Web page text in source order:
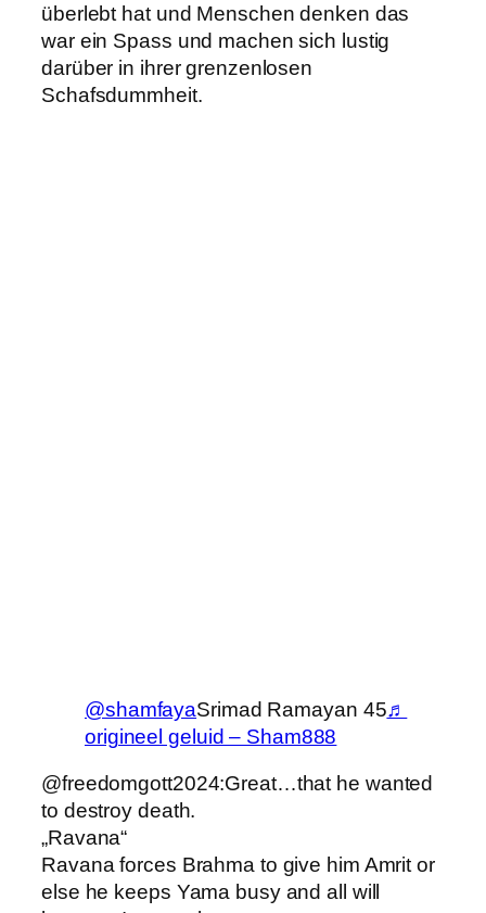
überlebt hat und Menschen denken das
war ein Spass und machen sich lustig
darüber in ihrer grenzenlosen
Schafsdummheit.
@shamfayaSrimad Ramayan 45♬
origineel geluid – Sham888
@freedomgott2024:Great…that he wanted
to destroy death.
„Ravana“
Ravana forces Brahma to give him Amrit or
else he keeps Yama busy and all will